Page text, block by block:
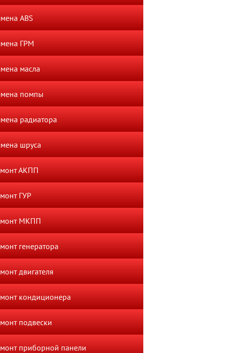
ABS
ГРМ
масла
помпы
радиатора
шруса
АКПП
ГУР
МКПП
генератора
двигателя
кондиционера
подвески
приборной панели